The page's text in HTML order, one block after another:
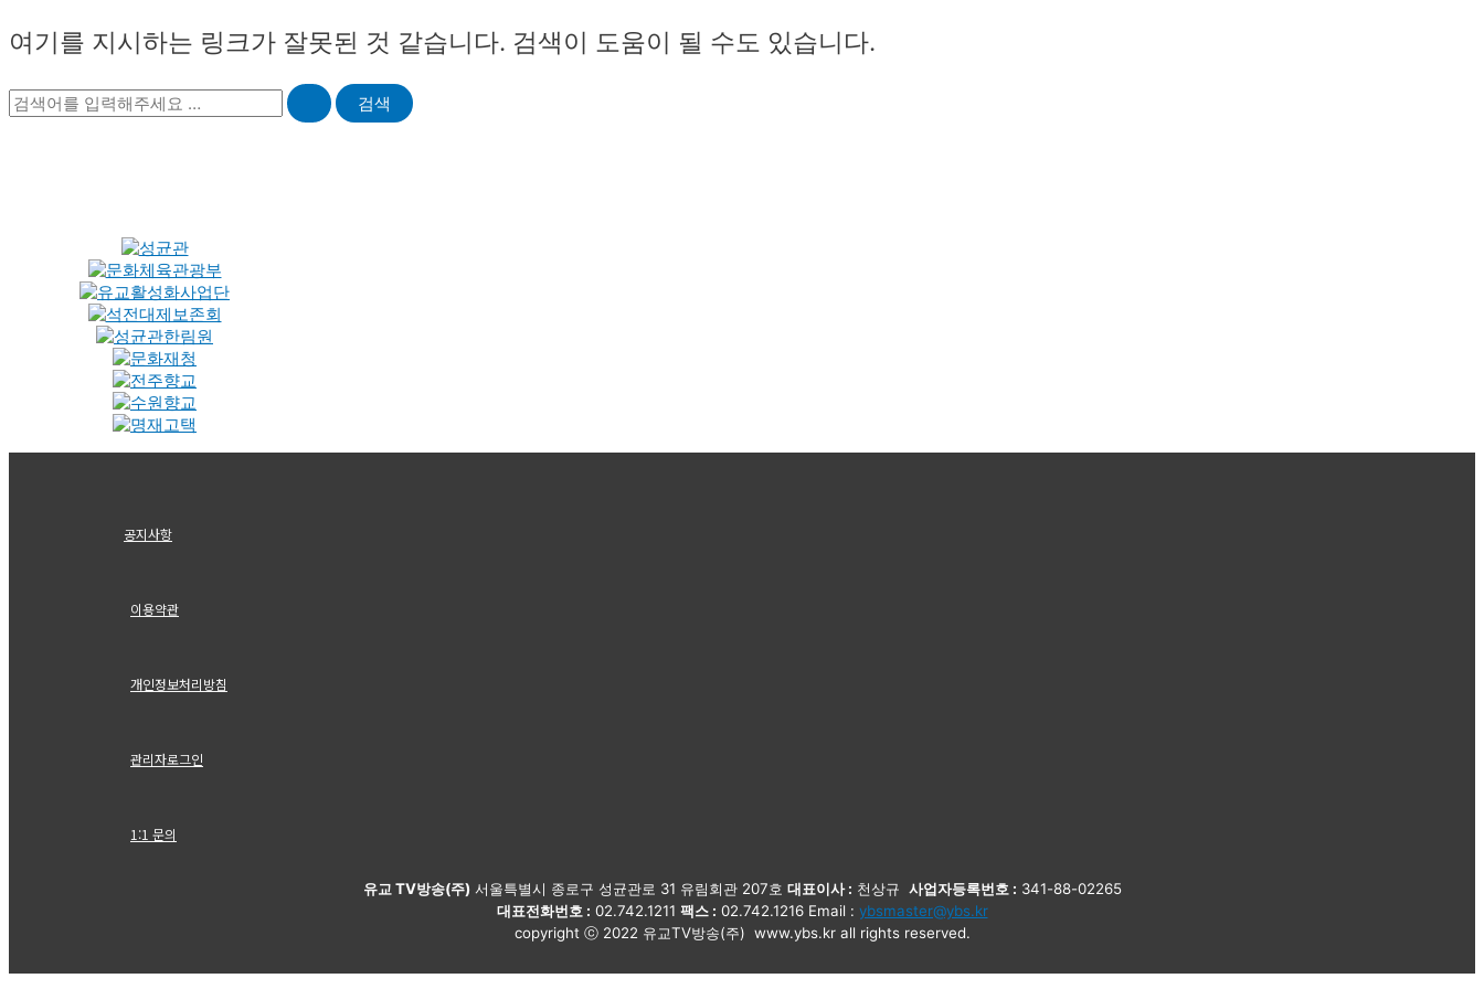
여기를 지시하는 링크가 잘못된 것 같습니다. 검색이 도움이 될 수도 있습니다.
Search
for:
공지사항
이용약관
개인정보처리방침
관리자로그인
1:1 문의
유교 TV방송(주)서울특별시 종로구 성균관로 31 유림회관 207호 대표이사 : 천상규 사업자등록번호 : 341-88-02265
대표전화번호 : 02.742.1211 팩스 : 02.742.1216 Email : ybsmaster@ybs.kr
copyright ⓒ 2022 유교TV방송(주) www.ybs.kr all rights reserved.